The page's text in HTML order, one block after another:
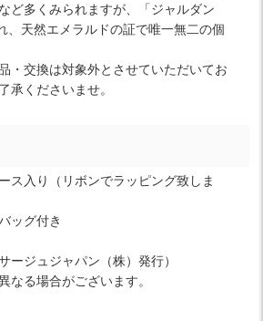
ど多くみられますが、「ジャルダン
、天然エメラルドの証で唯一無二の個
・交換は対象外とさせていただいてお
承くださいませ。
ス入り（リボンでラッピング致しま
ッグ付き
ージュジャパン（株）発行）
なる場合がございます。